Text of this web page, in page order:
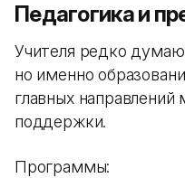
Педагогика и
Учителя редко
но именно
главных
поддержки.
Программы: